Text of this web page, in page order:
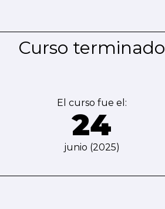
Curso terminado
El curso fue el:
24
junio (2025)